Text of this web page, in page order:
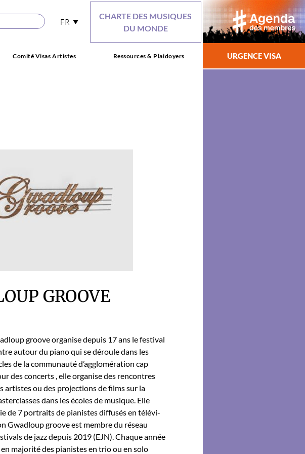
FR
CHARTE DES MUSIQUES
DU MONDE
Comité Visas Artistes Ressources & Plaidoyers URGENCE VISA
GROOVE
groove organ­ise depuis 17 ans le fes­ti­val
autour du piano qui se déroule dans les
de la com­mu­nauté d’ag­gloméra­tion cap
des con­certs , elle organ­ise des ren­con­tres
artistes ou des pro­jec­tions de films sur la
dans les écoles de musique. Elle
de 7 por­traits de pianistes dif­fusés en télévi­
Gwad­loup groove est mem­bre du réseau
de jazz depuis 2019 (EJN). Chaque année
majorité des pianistes en trio ou en solo